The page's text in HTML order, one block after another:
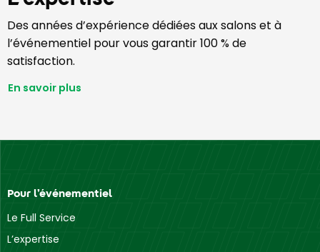
Des années d’expérience dédiées aux salons et à
l’événementiel pour vous garantir 100 % de
satisfaction.
En savoir plus
Pour l’événementiel
Le Full Service
L’expertise